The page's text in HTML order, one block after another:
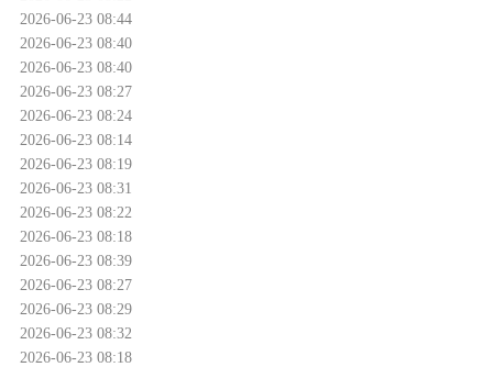
2026-06-23 08:44
2026-06-23 08:40
2026-06-23 08:40
2026-06-23 08:27
2026-06-23 08:24
2026-06-23 08:14
2026-06-23 08:19
2026-06-23 08:31
2026-06-23 08:22
2026-06-23 08:18
2026-06-23 08:39
2026-06-23 08:27
2026-06-23 08:29
2026-06-23 08:32
2026-06-23 08:18